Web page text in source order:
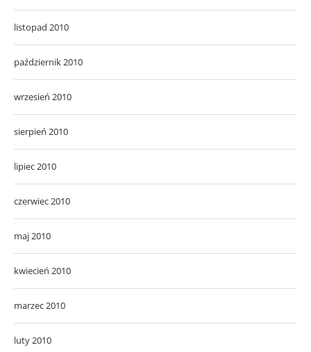
listopad 2010
październik 2010
wrzesień 2010
sierpień 2010
lipiec 2010
czerwiec 2010
maj 2010
kwiecień 2010
marzec 2010
luty 2010